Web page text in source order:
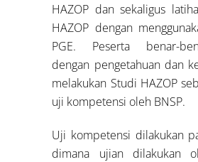
HAZOP dan sekaligus
HAZOP dengan
PGE. Peserta benar-
dengan pengetahuan dan
melakukan Studi HAZOP
uji kompetensi oleh BNSP.
Uji kompetensi dilakukan
dimana ujian dilakukan